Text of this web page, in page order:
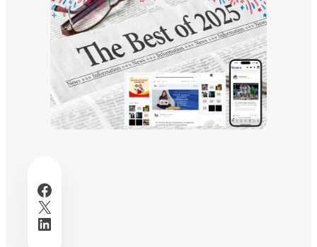
Facebook
X
LinkedIn